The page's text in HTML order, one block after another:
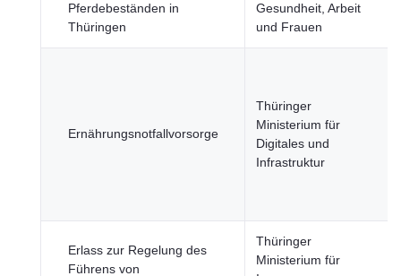
Pferdebeständen in
Thüringen
Gesundheit, Arbeit
und Frauen
Ernährungsnotfallvorsorge
Thüringer
Ministerium für
Digitales und
Infrastruktur
Erlass zur Regelung des
Führens von
Thüringer
Ministerium für